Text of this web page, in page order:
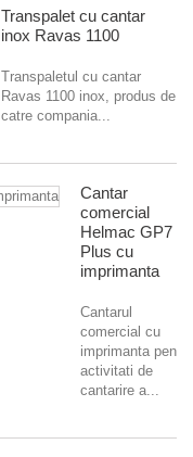
Transpalet cu cantar
inox Ravas 1100
Transpaletul cu cantar
Ravas 1100 inox, produs de
catre compania...
Cantar
comercial
Helmac GP7
Plus cu
imprimanta
Cantarul
comercial cu
imprimanta pentru
activitati de
cantarire a...